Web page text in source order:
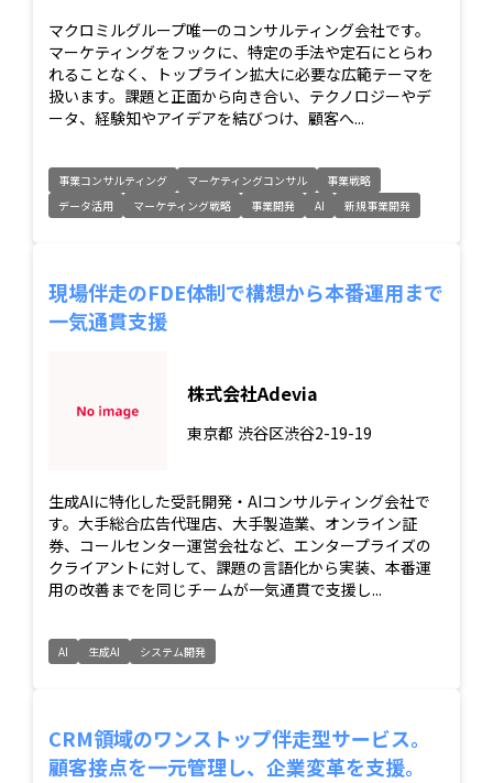
マクロミルグループ唯一のコンサルティング会社です。
マーケティングをフックに、特定の手法や定石にとらわ
れることなく、トップライン拡大に必要な広範テーマを
扱います。課題と正面から向き合い、テクノロジーやデ
ータ、経験知やアイデアを結びつけ、顧客へ...
事業コンサルティング マーケティングコンサル
事業戦略
データ活用
マーケティング戦略 事業開発 AI 新規事業開発
現場伴走のFDE体制で構想から本番運用まで
一気通貫支援
株式会社Adevia
東京都 渋谷区渋谷2-19-19
生成AIに特化した受託開発・AIコンサルティング会社で
す。大手総合広告代理店、大手製造業、オンライン証
券、コールセンター運営会社など、エンタープライズの
クライアントに対して、課題の言語化から実装、本番運
用の改善までを同じチームが一気通貫で支援し...
AI 生成AI システム開発
CRM領域のワンストップ伴走型サービス。
顧客接点を一元管理し、企業変革を支援。